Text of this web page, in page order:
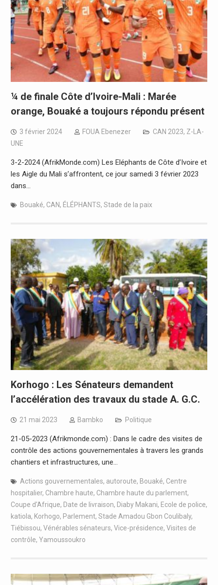
¼ de finale Côte d’Ivoire-Mali : Marée
orange, Bouaké a toujours répondu présent
3 février 2024 FOUA Ebenezer CAN 2023, Z-LA-
UNE
3-2-2024 (AfrikMonde.com) Les Eléphants de Côte d’Ivoire et
les Aigle du Mali s’affrontent, ce jour samedi 3 février 2023
dans…
Bouaké, CAN, ÉLÉPHANTS, Stade de la paix
Korhogo : Les Sénateurs demandent
l’accélération des travaux du stade A. G.C.
21 mai 2023 Bambko Politique
21-05-2023 (Afrikmonde.com) : Dans le cadre des visites de
contrôle des actions gouvernementales à travers les grands
chantiers et infrastructures, une…
Actions gouvernementales, autoroute, Bouaké, Centre
hospitalier, Chambre haute, Chambre haute du parlement,
Coupe d'Afrique, Date de livraison, Diaby Makani, Ecole de police,
katiola, Korhogo, Parlement, Stade Amadou Gbon Coulibaly,
Tiébissou, Vénérables sénateurs, Vice-présidence, Visites de
contrôle, Yamoussoukro